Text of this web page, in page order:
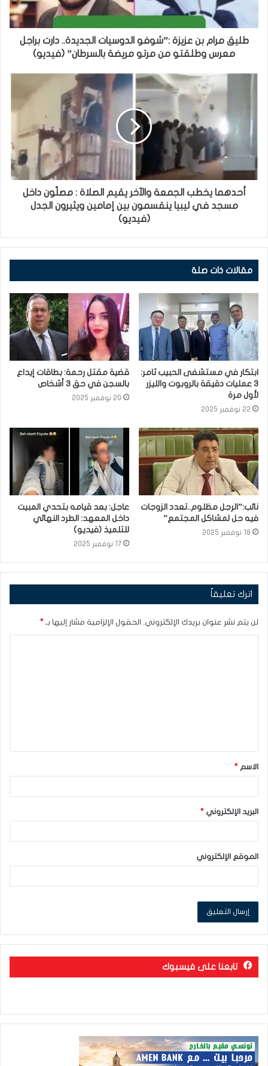
طليق مرام بن عزيزة :”شوفو الدوسيات الجديدة.. دارت براجل
معرس وطلقتو من مرتو مريضة بالسرطان” (فيديو)
أحدهما يخطب الجمعة والآخر يقيم الصلاة : مصلّون داخل
مسجد في ليبيا ينقسمون بين إمامين ويثيرون الجدل
(فيديو)
مقالات ذات صلة
ابتكار في مستشفى الحبيب ثامر:
3 عمليات دقيقة بالروبوت والليزر
لأول مرة
22 نوفمبر 2025
قضية مقتل رحمة: بطاقات إيداع
بالسجن في حق 3 أشخاص
20 نوفمبر 2025
نائب:”الرجل مظلوم..تعدد الزوجات
فيه حل لمشاكل المجتمع”
18 نوفمبر 2025
عاجل: بعد قيامه بتحدي المبيت
داخل المعهد: الطرد النهائي
للتلميذ (فيديو)
17 نوفمبر 2025
اترك تعليقاً
لن يتم نشر عنوان بريدك الإلكتروني. الحقول الإلزامية مشار إليها بـ *
ق
*الاسم *
البريد الإلكتروني *
الموقع الإلكتروني
تابعنا على فيسبوك